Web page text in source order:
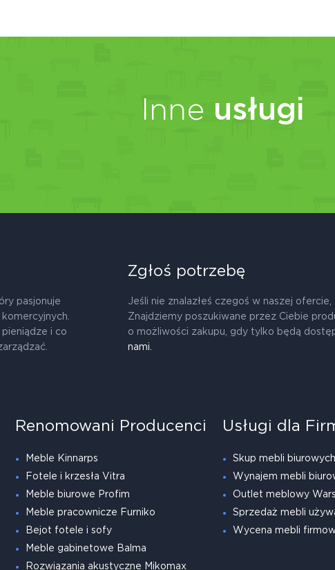
Inne usługi
pasjonuje
i co
Zgłoś potrzebę
Jeśli nie znalazłeś czegoś w naszej ofercie,
Znajdziemy poszukiwane przez Ciebie
o możliwości zakupu, gdy tylko będą
nami.
Renomowani Producenci
Meble Kinnarps
Fotele i krzesła Vitra
Meble biurowe Profim
Meble pracownicze Furniko
Bejot fotele i sofy
Meble gabinetowe Balma
Rozwiązania akustyczne Mikomax
Usługi dla
Skup mebli
Wynajem mebli
Outlet meblowy
Sprzedaż mebli
Wycena mebli